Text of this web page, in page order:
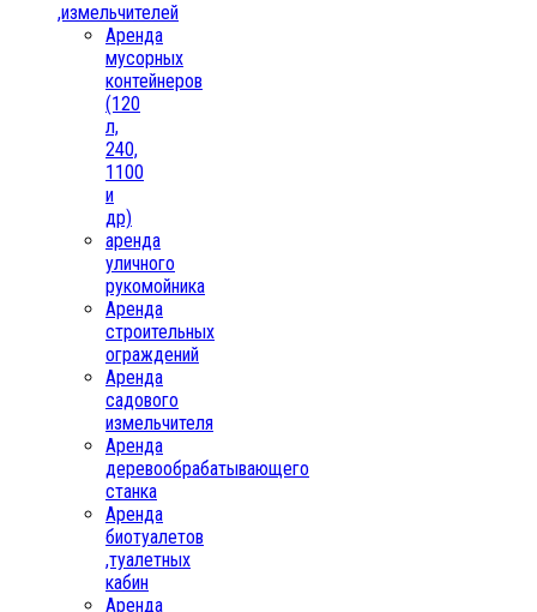
,измельчителей
Аренда
мусорных
контейнеров
(120
л,
240,
1100
и
др)
аренда
уличного
рукомойника
Аренда
строительных
ограждений
Аренда
садового
измельчителя
Аренда
деревообрабатывающего
станка
Аренда
биотуалетов
,туалетных
кабин
Аренда